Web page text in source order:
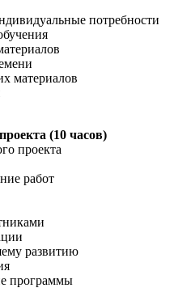
потребности
материалов
(10 часов)
проекта
работ
развитию
программы